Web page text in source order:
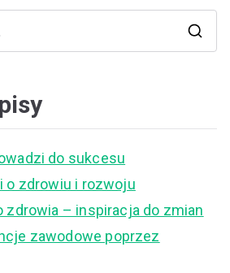
do sukcesu
o zdrowiu i rozwoju
zdrowia – inspiracja do zmian
zawodowe poprzez